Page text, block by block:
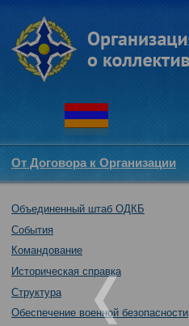
От Договора к Организации
Объединенный штаб ОДКБ
События
Командование
Историческая справка
Структура
Обеспечение военной безопасности